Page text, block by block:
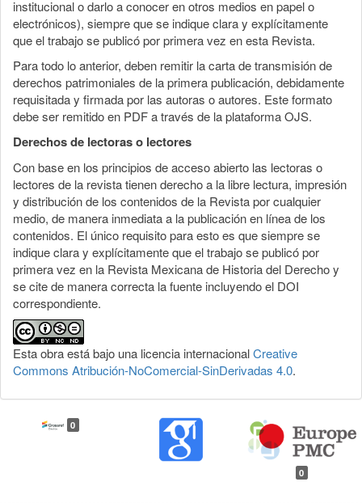
institucional o darlo a conocer en otros medios en papel o
electrónicos), siempre que se indique clara y explícitamente
que el trabajo se publicó por primera vez en esta Revista.
Para todo lo anterior, deben remitir la carta de transmisión de
derechos patrimoniales de la primera publicación, debidamente
requisitada y firmada por las autoras o autores. Este formato
debe ser remitido en PDF a través de la plataforma OJS.
Derechos de lectoras o lectores
Con base en los principios de acceso abierto las lectoras o
lectores de la revista tienen derecho a la libre lectura, impresión
y distribución de los contenidos de la Revista por cualquier
medio, de manera inmediata a la publicación en línea de los
contenidos. El único requisito para esto es que siempre se
indique clara y explícitamente que el trabajo se publicó por
primera vez en la Revista Mexicana de Historia del Derecho y
se cite de manera correcta la fuente incluyendo el DOI
correspondiente.
Esta obra está bajo una licencia internacionalCreative
Commons Atribución-NoComercial-SinDerivadas 4.0.
0
0